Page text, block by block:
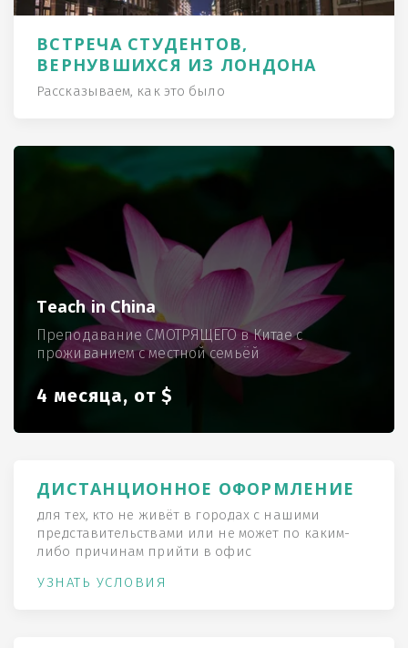
ВСТРЕЧА СТУДЕНТОВ,
ВЕРНУВШИХСЯ ИЗ ЛОНДОНА
Рассказываем, как это было
Teach in China
Преподавание СМОТРЯЩЕГО в Китае с
проживанием с местной семьёй
4 месяца, от $
ДИСТАНЦИОННОЕ ОФОРМЛЕНИЕ
для тех, кто не живёт в городах с нашими
представительствами или не может по каким-
либо причинам прийти в офис
УЗНАТЬ УСЛОВИЯ